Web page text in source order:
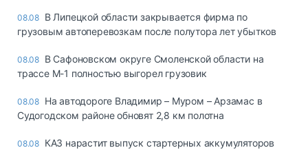
08.08 В Липецкой области закрывается фирма по
грузовым автоперевозкам после полутора лет убытков
08.08 В Сафоновском округе Смоленской области на
трассе М-1 полностью выгорел грузовик
08.08 На автодороге Владимир – Муром – Арзамас в
Судогодском районе обновят 2,8 км полотна
08.08 КАЗ нарастит выпуск стартерных аккумуляторов